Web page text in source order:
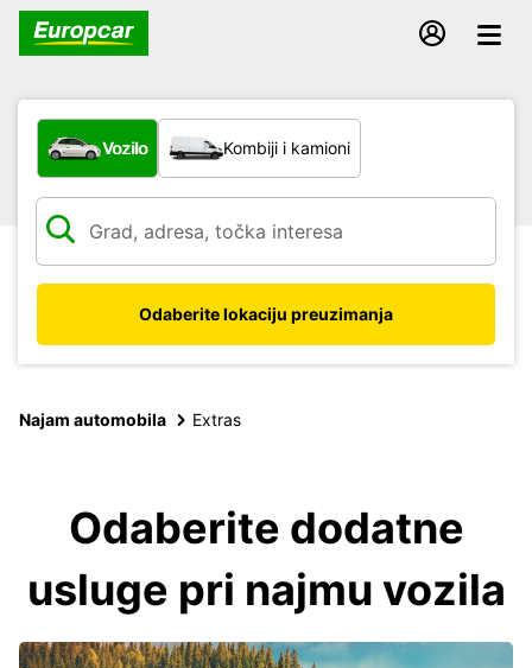
Koja vrsta vozila?
Vozilo Kombiji i kamioni
Odaberite lokaciju preuzimanja
Najam automobila Extras
Odaberite dodatne
usluge pri najmu vozila